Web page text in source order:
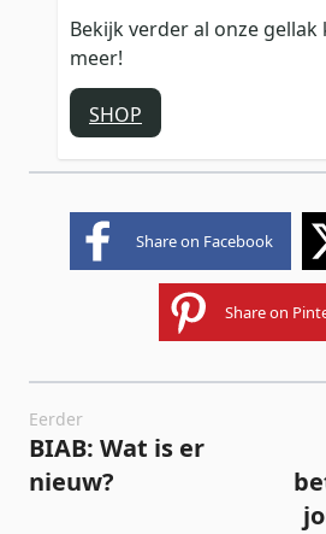
Bekijk verder al onze gellak
meer!
SHOP
Share on Facebook
Share on
Eerder
BIAB: Wat is er
nieuw?